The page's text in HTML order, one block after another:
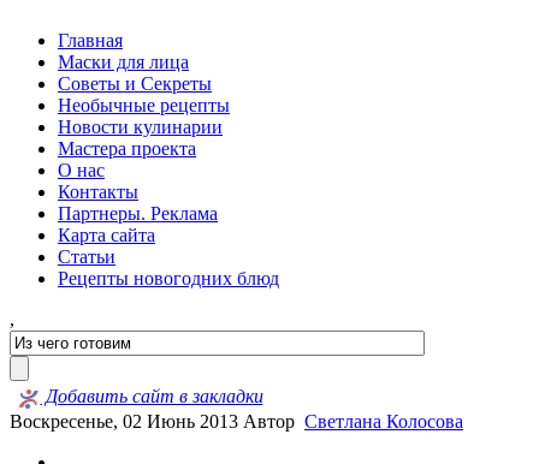
Главная
Маски для лица
Советы и Секреты
Необычные рецепты
Новости кулинарии
Мастера проекта
О нас
Контакты
Партнеры. Реклама
Карта сайта
Статьи
Рецепты новогодних блюд
,
Добавить сайт в закладки
Воскресенье, 02 Июнь 2013 Автор Светлана Колосова